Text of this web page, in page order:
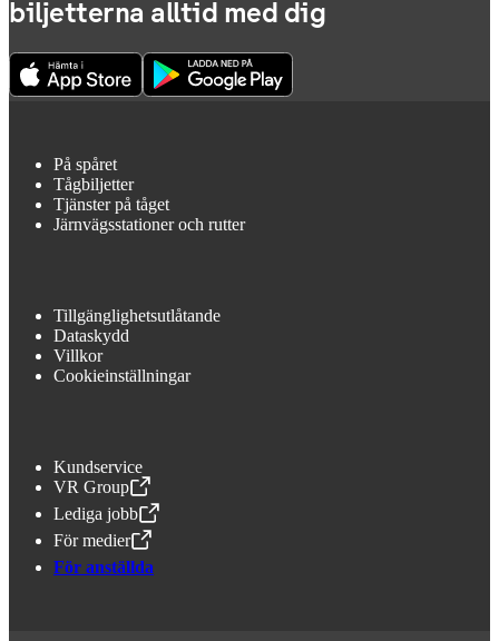
biljetterna alltid med dig
På spåret
Tågbiljetter
Tjänster på tåget
Järnvägsstationer och rutter
Tillgänglighetsutlåtande
Dataskydd
Villkor
Cookieinställningar
Kundservice
VR Group
,Öppnas i en ny flik
Lediga jobb
,Öppnas i en ny flik
För medier
,Öppnas i en ny flik
För anställda